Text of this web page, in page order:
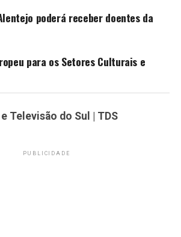
poderá receber doentes da
para os Setores Culturais e
Televisão do Sul | TDS
PUBLICIDADE